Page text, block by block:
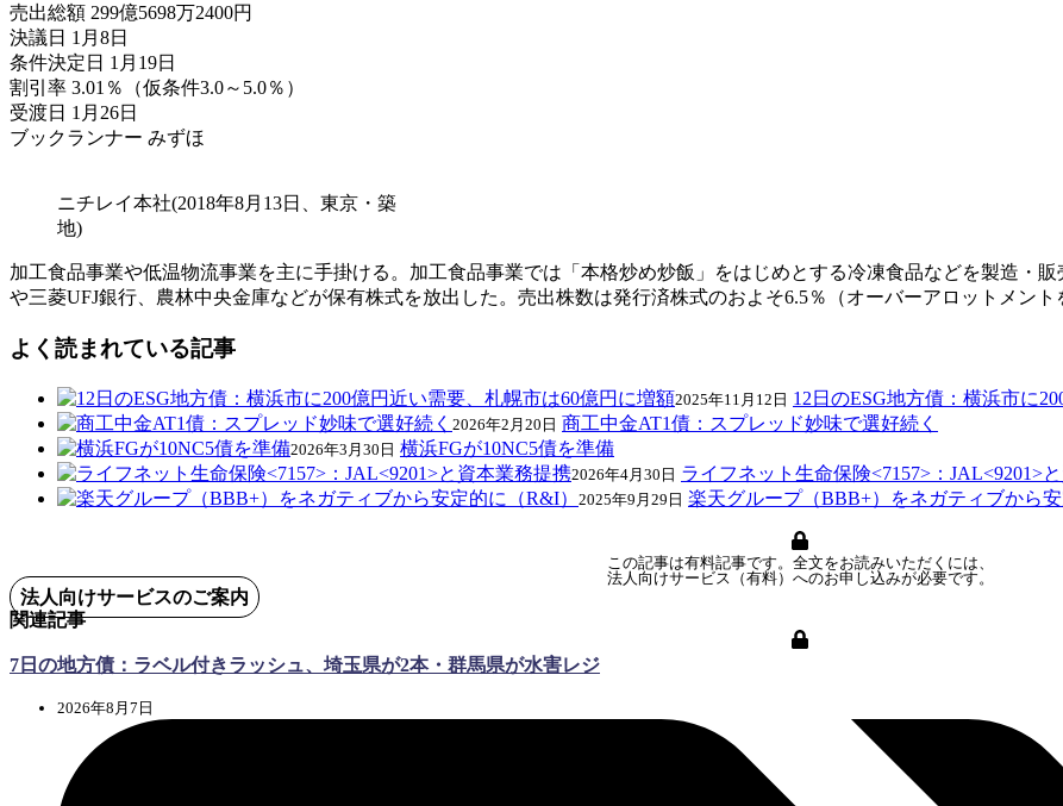
売出総額 299億5698万2400円
決議日 1月8日
条件決定日 1月19日
割引率 3.01％（仮条件3.0～5.0％）
受渡日 1月26日
ブックランナー みずほ
ニチレイ本社(2018年8月13日、東京・築
地)
加工食品事業や低温物流事業を主に手掛ける。加工食品事業では「本格炒め炒飯」をはじめとする冷凍食品などを製造・
や三菱UFJ銀行、農林中央金庫などが保有株式を放出した。売出株数は発行済株式のおよそ6.5％（オーバーアロットメント
よく読まれている記事
2025年11月12日 12日のESG地方債：横浜市に
2026年2月20日 商工中金AT1債：スプレッド妙味で選好続く
2026年3月30日 横浜FGが10NC5債を準備
2026年4月30日 ライフネット生命保険<7157>：JAL<9201>
2025年9月29日 楽天グループ（BBB+）をネガティブから安
この記事は有料記事です。全文をお読みいただくには、
法人向けサービス（有料）へのお申し込みが必要です。
法人向けサービスのご案内
関連記事
7日の地方債：ラベル付きラッシュ、埼玉県が2本・群馬県が水害レジ
2026年8月7日